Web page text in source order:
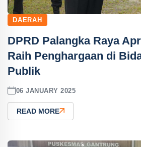
DAERAH
DPRD Palangka Raya
Raih Penghargaan di
Publik
06 JANUARY 2025
READ MORE